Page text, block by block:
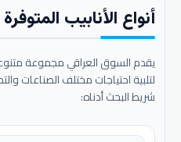
أنواع الأنابيب
يقدم السوق العراقي مجموعة
لتلبية احتياجات مختلف الصناعات
شريط البحث أدناه: